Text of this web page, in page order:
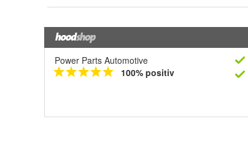
Power Parts Automotive
100% positiv